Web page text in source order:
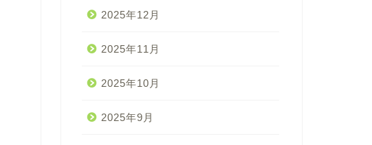
2025年12月
2025年11月
2025年10月
2025年9月